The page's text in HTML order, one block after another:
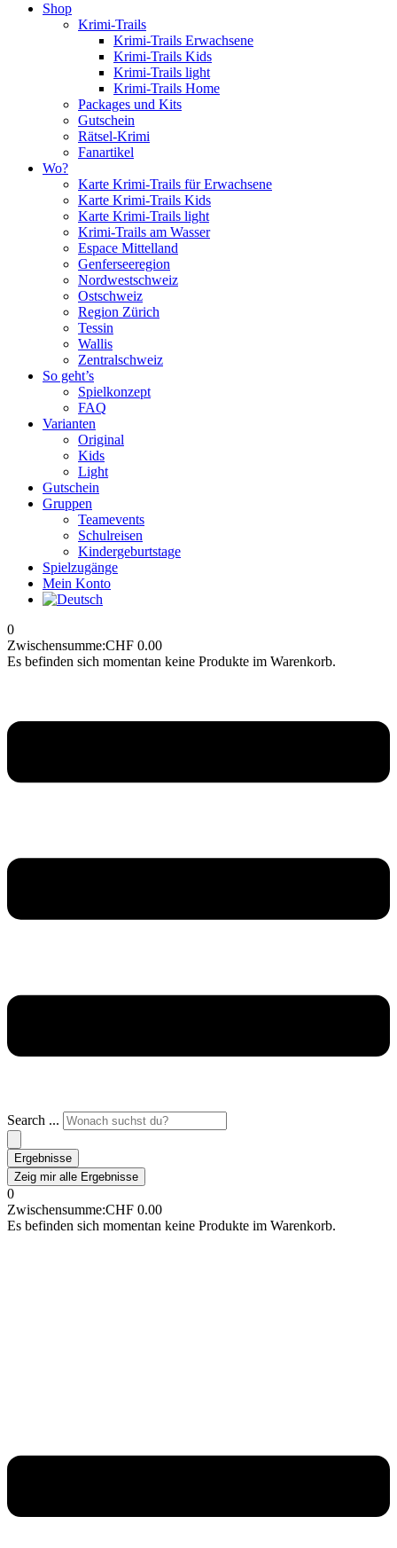
Shop
Krimi-Trails
Krimi-Trails Erwachsene
Krimi-Trails Kids
Krimi-Trails light
Krimi-Trails Home
Packages und Kits
Gutschein
Rätsel-Krimi
Fanartikel
Wo?
Karte Krimi-Trails für Erwachsene
Karte Krimi-Trails Kids
Karte Krimi-Trails light
Krimi-Trails am Wasser
Espace Mittelland
Genferseeregion
Nordwestschweiz
Ostschweiz
Region Zürich
Tessin
Wallis
Zentralschweiz
So geht’s
Spielkonzept
FAQ
Varianten
Original
Kids
Light
Gutschein
Gruppen
Teamevents
Schulreisen
Kindergeburtstage
Spielzugänge
Mein Konto
0
Zwischensumme:CHF 0.00
Es befinden sich momentan keine Produkte im Warenkorb.
Search ...
Ergebnisse
Zeig mir alle Ergebnisse
0
Zwischensumme:CHF 0.00
Es befinden sich momentan keine Produkte im Warenkorb.